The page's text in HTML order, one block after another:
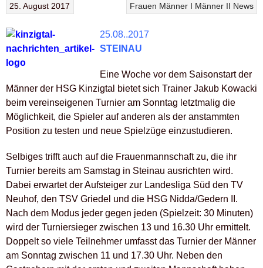
Frauen Männer I Männer II News
25. August 2017
25.08..2017
STEINAU
Eine Woche vor dem Saisonstart der
Männer der HSG Kinzigtal bietet sich Trainer Jakub Kowacki
beim vereinseigenen Turnier am Sonntag letztmalig die
Möglichkeit, die Spieler auf anderen als der anstammten
Position zu testen und neue Spielzüge einzustudieren.
Selbiges trifft auch auf die Frauenmannschaft zu, die ihr
Turnier bereits am Samstag in Steinau ausrichten wird.
Dabei erwartet der Aufsteiger zur Landesliga Süd den TV
Neuhof, den TSV Griedel und die HSG Nidda/Gedern II.
Nach dem Modus jeder gegen jeden (Spielzeit: 30 Minuten)
wird der Turniersieger zwischen 13 und 16.30 Uhr ermittelt.
Doppelt so viele Teilnehmer umfasst das Turnier der Männer
am Sonntag zwischen 11 und 17.30 Uhr. Neben den